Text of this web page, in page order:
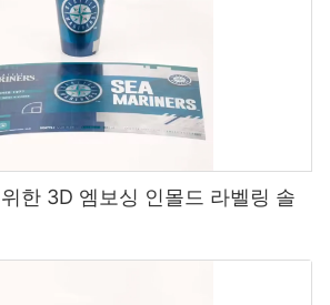
한 3D 엠보싱 인몰드 라벨링 솔